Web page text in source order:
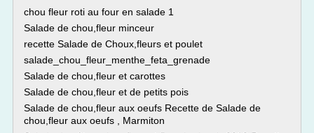
chou fleur roti au four en salade 1
Salade de chou,fleur minceur
recette Salade de Choux,fleurs et poulet
salade_chou_fleur_menthe_feta_grenade
Salade de chou,fleur et carottes
Salade de chou,fleur et de petits pois
Salade de chou,fleur aux oeufs Recette de Salade de
chou,fleur aux oeufs , Marmiton